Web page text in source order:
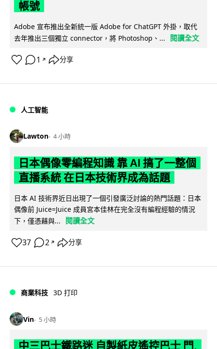
帳號
Adobe 宣布推出全新統一版 Adobe for ChatGPT 外掛，取代
去年推出三個獨立 connector，將 Photoshop、...
閱讀全文
1 ↗ 分享
人工智能
Lawton 4 小時
日本偶像零編程知識 靠 AI 搞了一整個
直播系統 在日本技術界成為話題
日本 AI 技術界近日出現了一個引發廣泛討論的熱門話題：日本
偶像前 Juice=Juice 成員宮本佳林在完全沒有編程經驗的情況
下，僅憑藉與...
閱讀全文
37 2 ↗ 分享
商業科技 3D 打印
Vin 5 小時
中三巴士鐵路迷 自製紙皮遙控巴士 門,